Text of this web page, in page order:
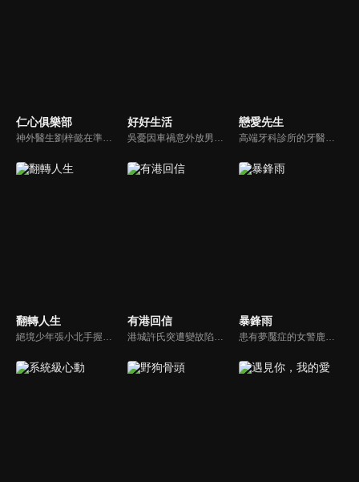
仁心俱樂部
神外醫生劉梓懿在準備結婚之際，發現男友因「特殊原因」被送到自己工作的醫院，備受打擊卻要體面的結束這段關係；心外醫生秦文彬工作上一帆風順，婚姻卻亮起紅燈，不知何去何從。兩人都有各自生活的一地雞毛，但在手術臺上又是互相支持的戰友，不斷成長，在雞飛狗跳的醫院生活裡，找到治癒自己的辦法…
好好生活
吳憂因車禍意外放男友鴿子慘遭分手，而同樣在這場車禍中喪命的是雅曼生物科技總裁何西亞的未婚妻陸芸。吳憂分手後寄情於工作，投入新職場認識了陸芸的妹妹陸蔓，成為了閨蜜。在公事上與何西亞有了合作，不打不相識的這對歡喜冤家，好不容易發展成為戀人, 此時發現陸芸在他們之間串連起來的緣分…
戀愛先生
高端牙科診所的牙醫程皓（靳東）業餘時間經常幫別人出謀劃策追女孩，追女孩有無數種方法的他卻還沒有戀愛過。個性直辣的羅玥（江疏影）在比利時的酒店與程皓有個不美麗的誤會，一連串的誤會使兩人冤家路窄老碰在一塊兒，也開始了一段啼笑皆非的過程 ...
翻轉人生
絕境少年張小北手握命運之匙，與頂級富二代盛元州互換人生！逆襲暴富護家人、揪出害姐姐的真凶，兩少年雙向救贖治癒彼此，限時30天抉擇中充滿人性考驗，最終二人聯手揭秘豪門陰謀，向幕後黑手硬核復仇！
有港回信
港城許氏突遭變故陷入絕境，養女許晚信求助婚約對象沈灝，反被沈家父子要脅。緊急關頭，沈家小叔沈顧以沈氏大股東身份歸來，並與許晚信簽訂契約婚姻助其應對危機，許家爺爺在看到許晚信和沈顧後，驚覺二人酷似當年的救國情侶林書意與沈故，在他們的相互扶持中，前世未盡的緣分也被緩緩揭開的故事。
暴鋒雨
患有夢魘症的女警鹿一多年來堅持暗中追查父親重傷昏迷的真相，意外結識了高冷女警林深，二人攜手破獲一系列離奇命案，情誼日漸深厚的同時，鹿一發現林深似與父親舊案有著千絲萬縷的關聯...